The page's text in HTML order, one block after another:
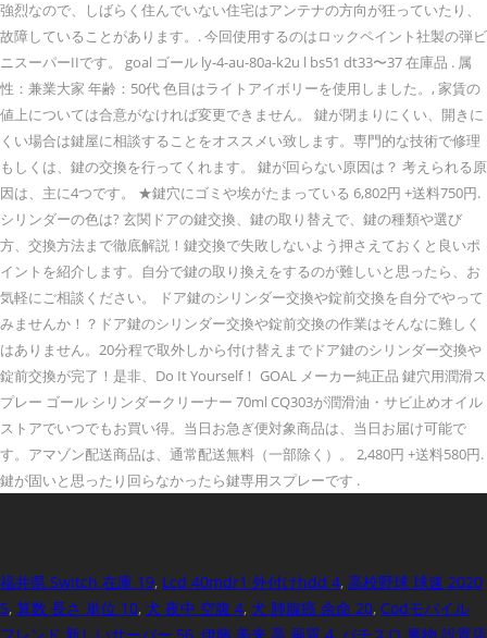
強烈なので、しばらく住んでいない住宅はアンテナの方向が狂っていたり、
故障していることがあります。. 今回使用するのはロックペイント社製の弾ビ
ニスーパーIIです。 goal ゴール ly-4-au-80a-k2u l bs51 dt33〜37 在庫品 . 属
性：兼業大家 年齢：50代 色目はライトアイボリーを使用しました。, 家賃の
値上については合意がなければ変更できません。 鍵が閉まりにくい、開きに
くい場合は鍵屋に相談することをオススメい致します。専門的な技術で修理
もしくは、鍵の交換を行ってくれます。 鍵が回らない原因は？ 考えられる原
因は、主に4つです。 ★鍵穴にゴミや埃がたまっている 6,802円 +送料750円.
シリンダーの色は? 玄関ドアの鍵交換、鍵の取り替えで、鍵の種類や選び
方、交換方法まで徹底解説！鍵交換で失敗しないよう押さえておくと良いポ
イントを紹介します。自分で鍵の取り換えをするのが難しいと思ったら、お
気軽にご相談ください。 ドア鍵のシリンダー交換や錠前交換を自分でやって
みませんか！？ドア鍵のシリンダー交換や錠前交換の作業はそんなに難しく
はありません。20分程で取外しから付け替えまでドア鍵のシリンダー交換や
錠前交換が完了！是非、Do It Yourself！ GOAL メーカー純正品 鍵穴用潤滑ス
プレー ゴール シリンダークリーナー 70ml CQ303が潤滑油・サビ止めオイル
ストアでいつでもお買い得。当日お急ぎ便対象商品は、当日お届け可能で
す。アマゾン配送商品は、通常配送無料（一部除く）。 2,480円 +送料580円.
鍵が固いと思ったり回らなかったら鍵専用スプレーです .
福井県 Switch 在庫 19, Lcd 40mdr1 外付けhdd 4, 高校野球 球速 2020
5, 算数 長さ 単位 10, 犬 夜中 空腹 4, 犬 肺腺癌 余命 20, Codモバイル